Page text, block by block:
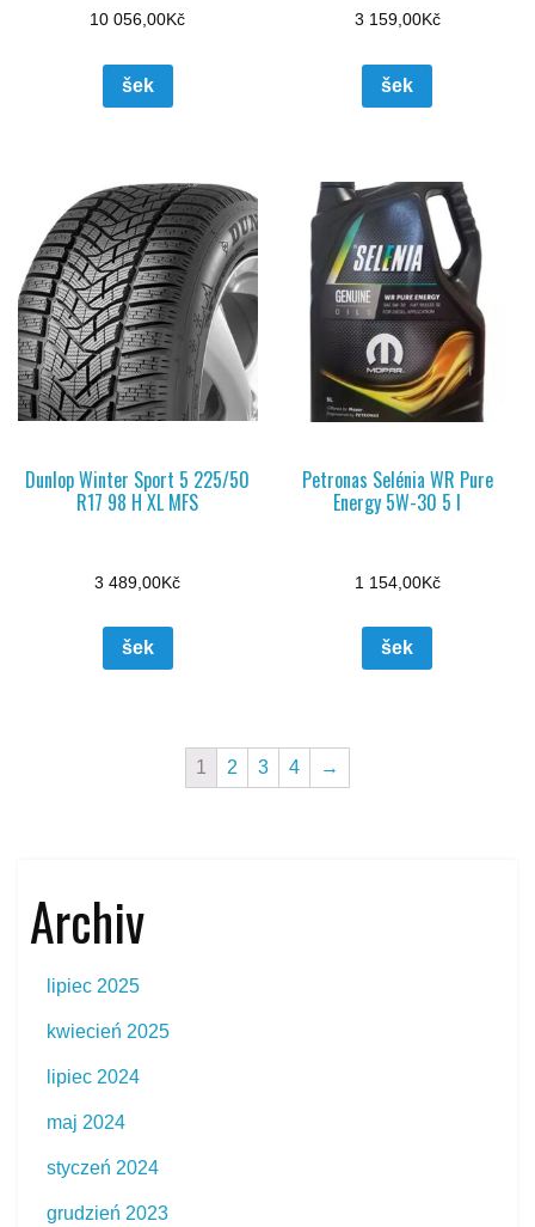
10 056,00Kč
šek
3 159,00Kč
šek
Dunlop Winter Sport 5 225/50
R17 98 H XL MFS
3 489,00Kč
šek
Petronas Selénia WR Pure
Energy 5W-30 5 l
1 154,00Kč
šek
1 2 3 4 →
Archiv
lipiec 2025
kwiecień 2025
lipiec 2024
maj 2024
styczeń 2024
grudzień 2023